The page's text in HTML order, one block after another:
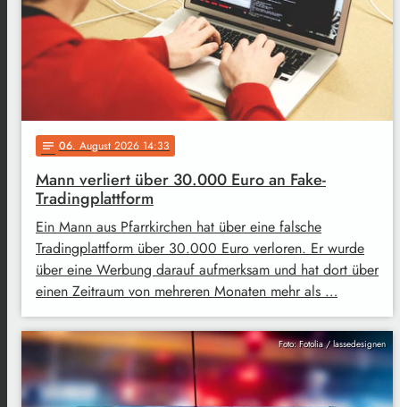
notes 06. August 2026 14:33
Mann verliert über 30.000 Euro an Fake-
Tradingplattform
Ein Mann aus Pfarrkirchen hat über eine falsche
Tradingplattform über 30.000 Euro verloren. Er wurde
über eine Werbung darauf aufmerksam und hat dort über
einen Zeitraum von mehreren Monaten mehr als …
Foto: Fotolia / lassedesignen